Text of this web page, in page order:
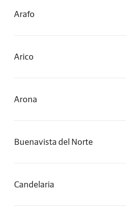
Arafo
Arico
Arona
Buenavista del Norte
Candelaria